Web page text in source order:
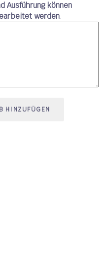
Ausführung können
werden.
HINZUFÜGEN